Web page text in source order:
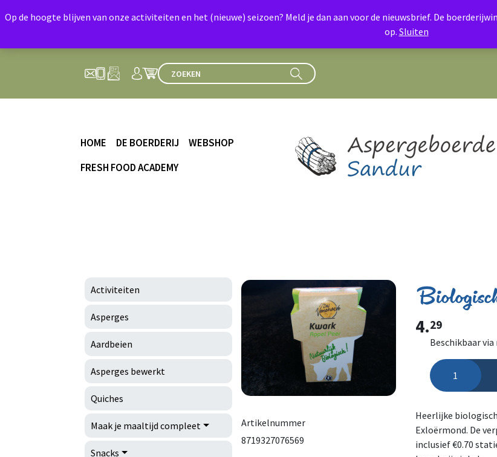
HOME DE BOERDERIJ
WEBSHOP
FRESH FOOD ACADEMY
Activiteiten
Asperges
Aardbeien
Asperges bewerkt
Quiches
Maak je maaltijd compleet
Snacks
Artikelnummer
8719327076569
4.29
Beschikbaar
Biologische
Heerlijke
Exloërmond. De
inclusief €0.70
Op de hoogte blijven van onze activiteiten en het (nieuwe) seizoen? Meld je dan aan voor de nieuwsbrief. De
op. Sluiten